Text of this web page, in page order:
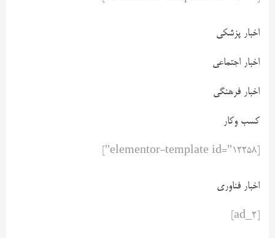
اخبار پزشکی
اخبار اجتماعی
اخبار فرهنگی
کسب وکار
اخبار فناوری